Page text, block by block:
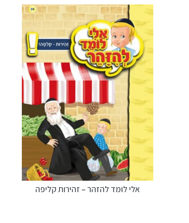
אלי לומד להזהר – זהירות קליפה